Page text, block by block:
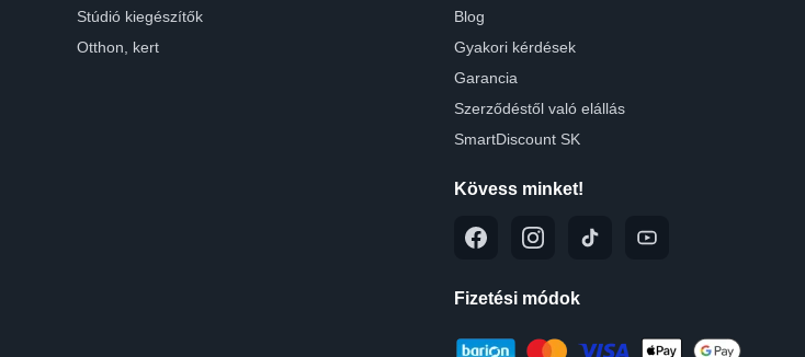
Stúdió kiegészítők
Otthon, kert
Blog
Gyakori kérdések
Garancia
Szerződéstől való elállás
SmartDiscount SK
Kövess minket!
Fizetési módok